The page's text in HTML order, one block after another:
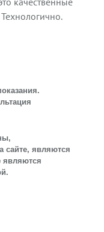
сайте, являются
являются